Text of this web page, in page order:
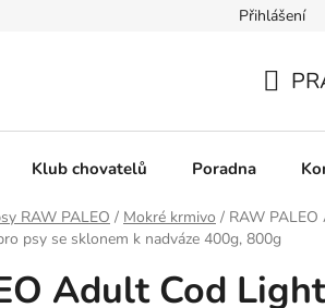
Přihlášení
KOŠÍK
Klub chovatelů Poradna
RAW PALEO / Mokré krmivo / RAW
psy se sklonem k nadváze 400g, 800g
Adult Cod